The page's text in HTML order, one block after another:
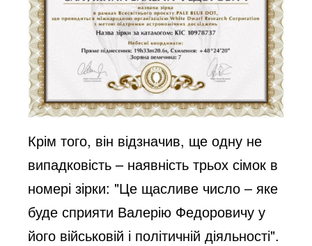
Крім того, він відзначив, ще одну не
випадковість – наявність трьох сімок в
номері зірки: "Це щасливе число – яке
буде сприяти Валерію Федоровичу у
його військовій і політичній діяльності".